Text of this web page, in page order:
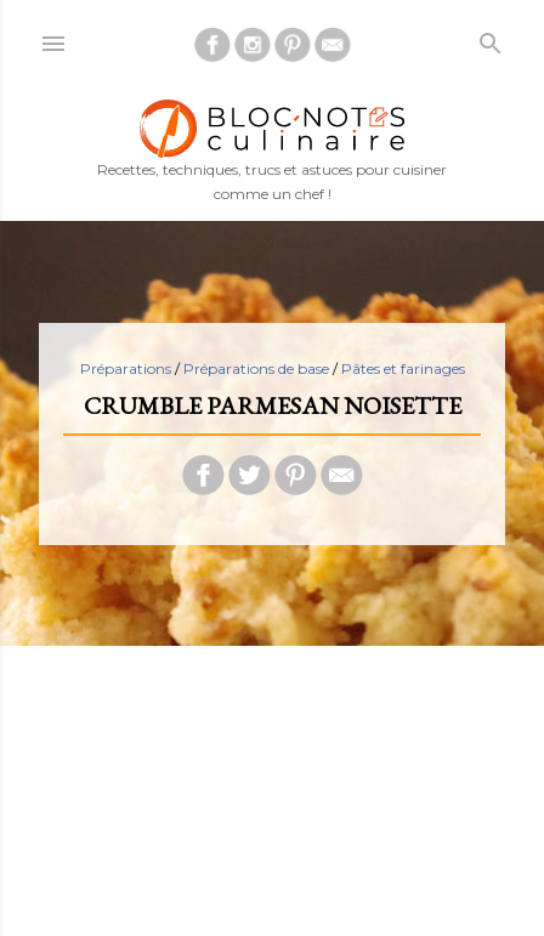
Accéder au contenu principal
Recettes, techniques, trucs et astuces pour cuisiner
comme un chef !
Préparations/ Préparations de base/ Pâtes et farinages
CRUMBLE PARMESAN NOISETTE